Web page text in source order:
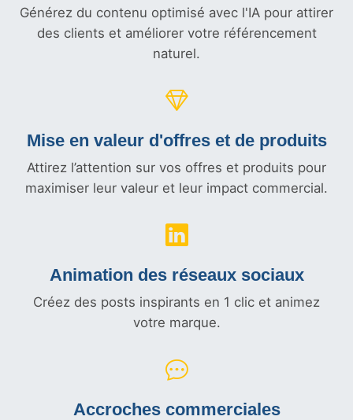
Générez du contenu optimisé avec l'IA pour attirer
des clients et améliorer votre référencement
naturel.
Mise en valeur d'offres et de produits
Attirez l’attention sur vos offres et produits pour
maximiser leur valeur et leur impact commercial.
Animation des réseaux sociaux
Créez des posts inspirants en 1 clic et animez
votre marque.
Accroches commerciales